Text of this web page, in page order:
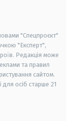
"Спецпроєкт"
"Експерт",
Редакція може
та правил
сайтом.
для осіб старше 21